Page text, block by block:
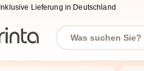
Inklusive Lieferung in Deutschland